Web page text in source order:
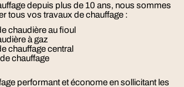
depuis plus de 10 ans, nous sommes
tous vos travaux de chauffage :
chaudière au fioul
à gaz
chauffage central
de chauffage
performant et économe en sollicitant les